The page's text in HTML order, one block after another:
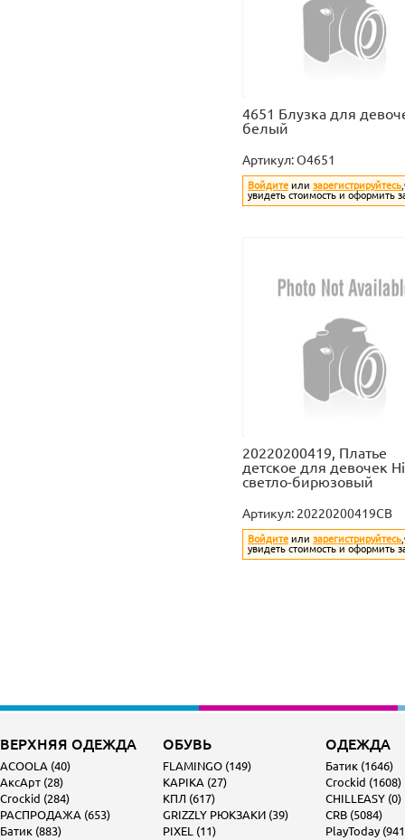
4651 Блузка для
белый
Артикул:O4651
Войдите или зарегистрируйтесь
увидеть стоимость и оформить
20220200419, Платье
детское для девочек
светло-бирюзовый
Артикул: 20220200419CB
Войдите или зарегистрируйтесь
увидеть стоимость и оформить
ВЕРХНЯЯ ОДЕЖДА
ACOOLA (40)
АксАрт (28)
Crockid (284)
РАСПРОДАЖА (653)
Батик (883)
ОБУВЬ
FLAMINGO (149)
KAPIKA (27)
КПЛ (617)
GRIZZLY РЮКЗАКИ (39)
PIXEL (11)
ОДЕЖДА
Батик (1646)
Crockid (1608)
CHILLEASY (0)
CRB (5084)
PlayToday